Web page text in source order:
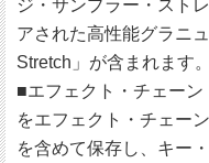
ジ・サンプラー・スト
アされた高性能グラニ
Stretch」が含まれます。
■エフェクト・チェー
をエフェクト・チェー
を含めて保存し、キー